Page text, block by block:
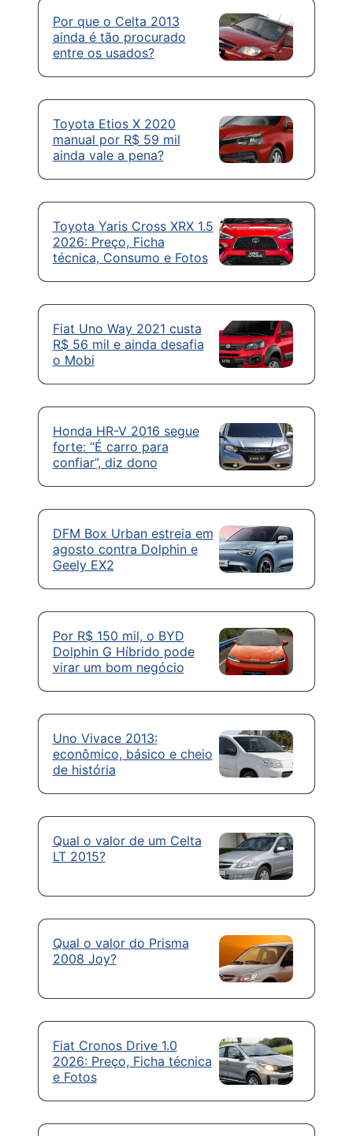
Por que o Celta 2013
ainda é tão procurado
entre os usados?
Toyota Etios X 2020
manual por R$ 59 mil
ainda vale a pena?
Toyota Yaris Cross XRX 1.5
2026: Preço, Ficha
técnica, Consumo e Fotos
Fiat Uno Way 2021 custa
R$ 56 mil e ainda desafia
o Mobi
Honda HR-V 2016 segue
forte: “É carro para
confiar”, diz dono
DFM Box Urban estreia em
agosto contra Dolphin e
Geely EX2
Por R$ 150 mil, o BYD
Dolphin G Híbrido pode
virar um bom negócio
Uno Vivace 2013:
econômico, básico e cheio
de história
Qual o valor de um Celta
LT 2015?
Qual o valor do Prisma
2008 Joy?
Fiat Cronos Drive 1.0
2026: Preço, Ficha técnica
e Fotos